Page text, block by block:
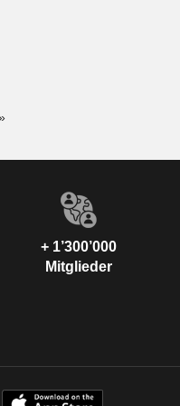
+ 1’300’000
Mitglieder